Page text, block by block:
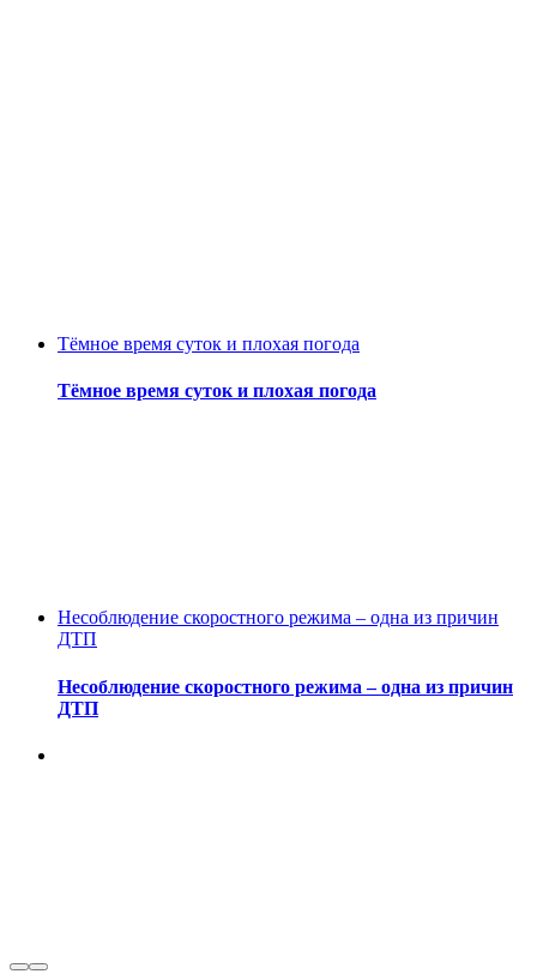
Тёмное время суток и плохая погода
Тёмное время суток и плохая погода
Несоблюдение скоростного режима – одна из причин
ДТП
Несоблюдение скоростного режима – одна из причин
ДТП